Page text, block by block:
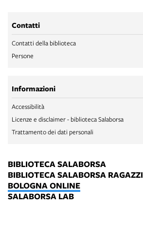
Contatti
Contatti della biblioteca
Persone
Informazioni
Accessibilità
Licenze e disclaimer - biblioteca Salaborsa
Trattamento dei dati personali
BIBLIOTECA SALABORSA
BIBLIOTECA SALABORSA RAGAZZI
BOLOGNA ONLINE
SALABORSA LAB